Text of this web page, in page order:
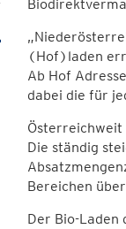
(Hof)laden
Ab Hof
dabei die für
Österreichweit
Die ständig
Bereichen
Der Bio-